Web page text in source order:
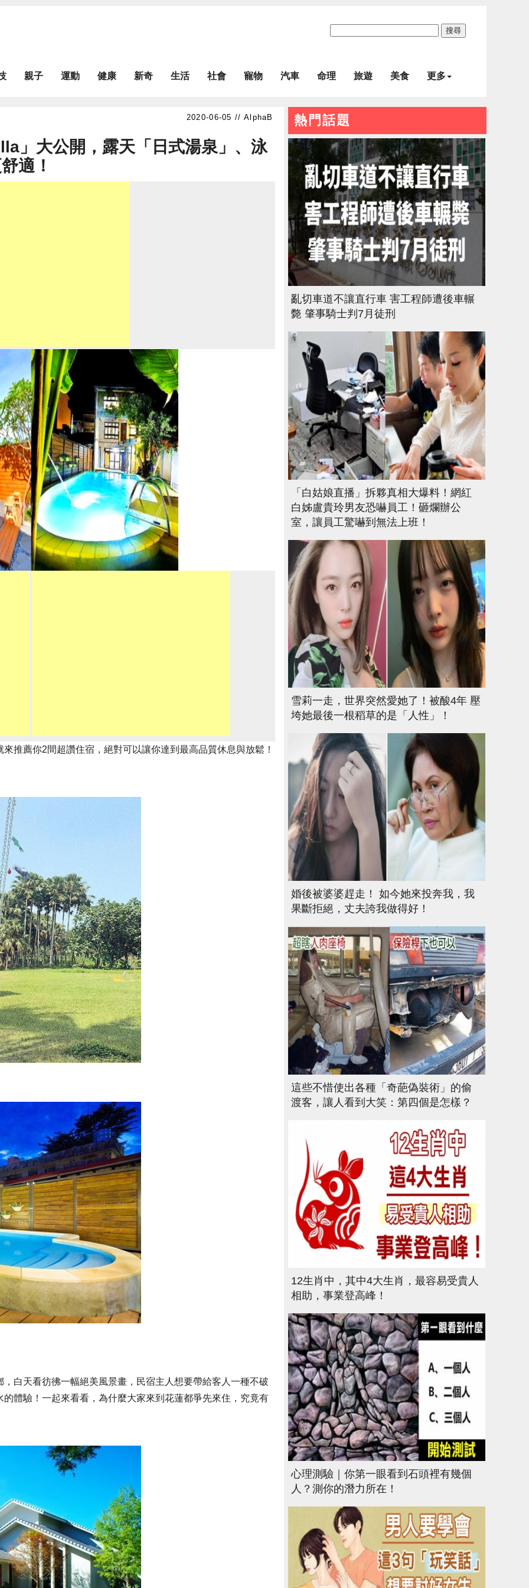
搜尋
親子 運動 健康 新奇 生活 社會 寵物 汽車 命理 旅遊 美食 更多
AlphaB
」大公開，露天「日式湯泉」、泳
適！
推薦你2間超讚住宿，絕對可以讓你達到最高品質休息與放鬆！
白天看彷彿一幅絕美風景畫，民宿主人想要帶給客人一種不破
體驗！一起來看看，為什麼大家來到花蓮都爭先來住，究竟有
熱門話題
亂切車道不讓直行車 害工程師遭後車輾
斃 肇事騎士判7月徒刑
「白姑娘直播」拆夥真相大爆料！網紅
白姊盧貴玲男友恐嚇員工！砸爛辦公
室，讓員工驚嚇到無法上班！
雪莉一走，世界突然愛她了！被酸4年 壓
垮她最後一根稻草的是「人性」！
婚後被婆婆趕走！ 如今她來投奔我，我
果斷拒絕，丈夫誇我做得好！
這些不惜使出各種「奇葩偽裝術」的偷
渡客，讓人看到大笑：第四個是怎樣？
12生肖中，其中4大生肖，最容易受貴人
相助，事業登高峰！
心理測驗｜你第一眼看到石頭裡有幾個
人？測你的潛力所在！